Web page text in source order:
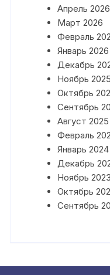
Апрель 2026
Март 2026
Февраль
Январь 2026
Декабрь
Ноябрь 2025
Октябрь
Сентябрь
Август 2025
Февраль
Январь 2024
Декабрь
Ноябрь 2023
Октябрь
Сентябрь